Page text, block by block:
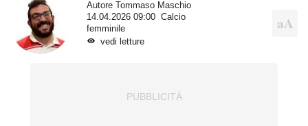
Autore
Tommaso Maschio
14.04.2026 09:00
Calcio
femminile
vedi letture